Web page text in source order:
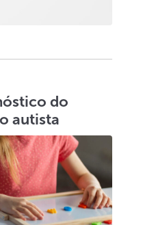
do
autista